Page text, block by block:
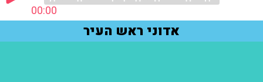
00:00
אדוני ראש העיר